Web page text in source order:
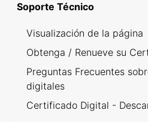
Soporte Técnico
Visualización de la página
Obtenga / Renueve su
Preguntas Frecuentes
digitales
Certificado Digital -